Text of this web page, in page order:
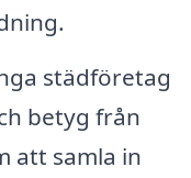
städföretag
betyg från
att samla in